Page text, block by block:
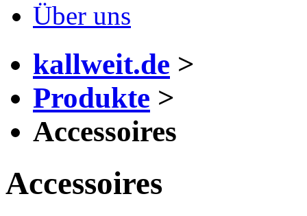
Über uns
kallweit.de >
Produkte >
Accessoires
Accessoires